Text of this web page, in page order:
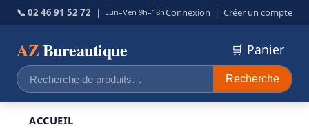
📞 02 46 91 52 72 | Lun–Ven 9h–18hConnexion | Créer un compte
AZBureautique
Recherche
pour :
Recherche
🛒 Panier
ACCUEIL